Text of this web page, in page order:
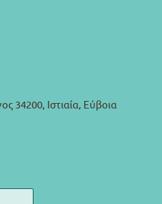
34200, Ιστιαία, Εύβοια